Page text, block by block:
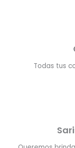
Todas tus